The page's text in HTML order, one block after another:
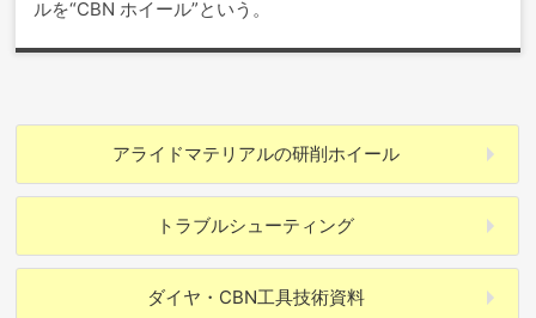
ルを“CBN ホイール”という。
アライドマテリアルの研削ホイール
トラブルシューティング
ダイヤ・CBN工具技術資料